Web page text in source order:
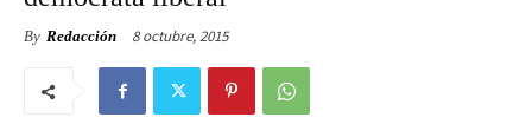
By Redacción 8 octubre, 2015